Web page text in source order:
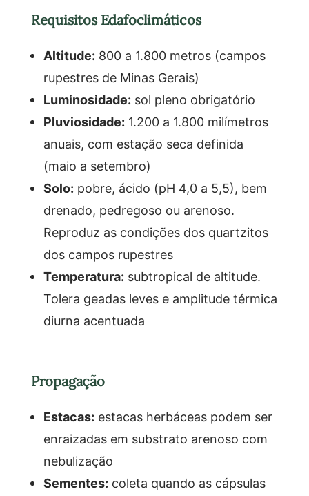
Requisitos Edafoclimáticos
Altitude: 800 a 1.800 metros (campos
rupestres de Minas Gerais)
Luminosidade: sol pleno obrigatório
Pluviosidade: 1.200 a 1.800 milímetros
anuais, com estação seca definida
(maio a setembro)
Solo: pobre, ácido (pH 4,0 a 5,5), bem
drenado, pedregoso ou arenoso.
Reproduz as condições dos quartzitos
dos campos rupestres
Temperatura: subtropical de altitude.
Tolera geadas leves e amplitude térmica
diurna acentuada
Propagação
Estacas: estacas herbáceas podem ser
enraizadas em substrato arenoso com
nebulização
Sementes: coleta quando as cápsulas